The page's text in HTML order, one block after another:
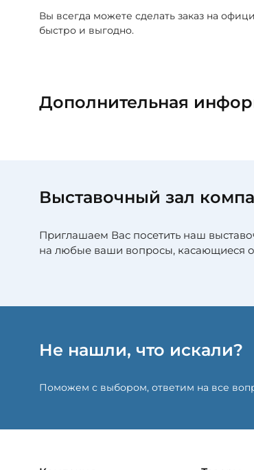
Вы всегда можете сделать заказ на
быстро и выгодно.
Дополнительная
Выставочный зал
Приглашаем Вас посетить наш
на любые ваши вопросы, касающиеся
Не нашли, что искали?
Поможем с выбором, ответим на все